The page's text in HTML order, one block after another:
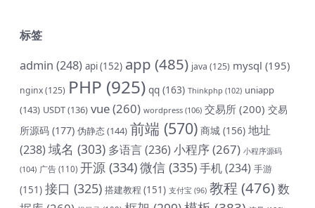
标签
admin (248) api(152) app (485) java (125) mysql (195)
nginx(125) PHP (925) qq (163) Thinkphp (102) uniapp
(143) USDT(136) vue(260) wordpress (106) 交易所 (200) 交易
所源码 (177) 伪静态(144) 前端 (570) 商城 (156) 地址
(238)域名 (303) 多语言(236) 小程序(267) 小程序源码
(104) 广告 (110) 开源 (334)微信 (335)手机(234) 手游
(151) 接口 (325) 搭建教程 (151) 支付宝 (96) 教程 (476)数